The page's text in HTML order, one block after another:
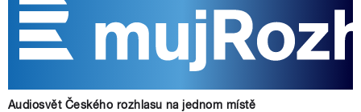
Audiosvět Českého rozhlasu na jednom místě